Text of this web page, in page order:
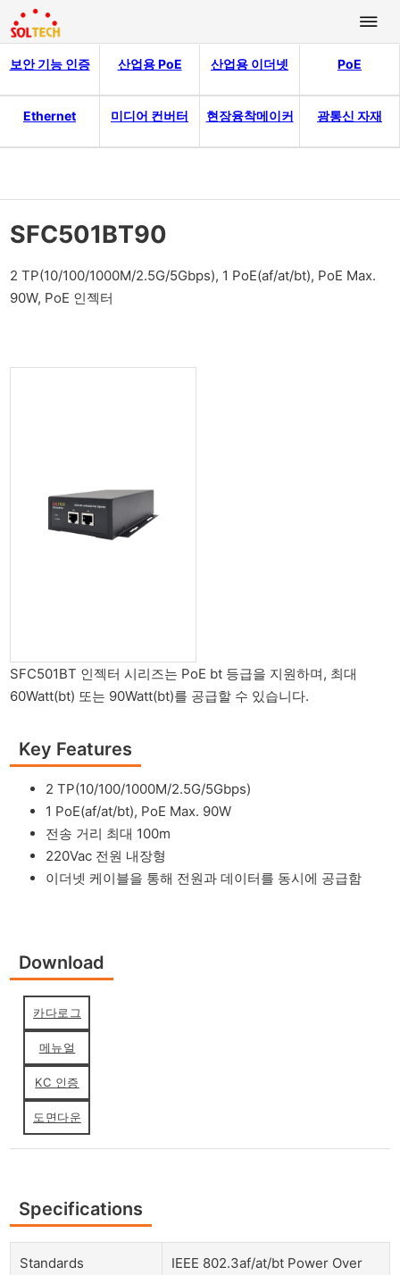
보안 기능 인증 산업용 PoE 산업용 이더넷 PoE
Ethernet 미디어 컨버터 현장융착메이커 광통신 자재
SFC501BT90
2 TP(10/100/1000M/2.5G/5Gbps), 1 PoE(af/at/bt), PoE Max.
90W, PoE 인젝터
SFC501BT 인젝터 시리즈는 PoE bt 등급을 지원하며, 최대
60Watt(bt) 또는 90Watt(bt)를 공급할 수 있습니다.
Key Features
2 TP(10/100/1000M/2.5G/5Gbps)
1 PoE(af/at/bt), PoE Max. 90W
전송 거리 최대 100m
220Vac 전원 내장형
이더넷 케이블을 통해 전원과 데이터를 동시에 공급함
Download
카다로그
메뉴얼
KC 인증
도면다운
Specifications
Standards
IEEE 802.3af/at/bt Power Over